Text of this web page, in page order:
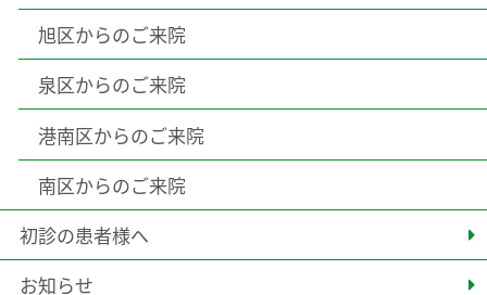
旭区からのご来院
泉区からのご来院
港南区からのご来院
南区からのご来院
初診の患者様へ
お知らせ